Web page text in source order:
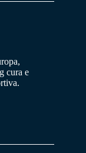
cura e